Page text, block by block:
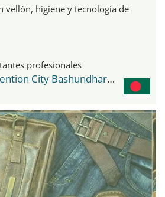
vellón, higiene y tecnología de
profesionales
International Convention City Bashundhara - ICCB